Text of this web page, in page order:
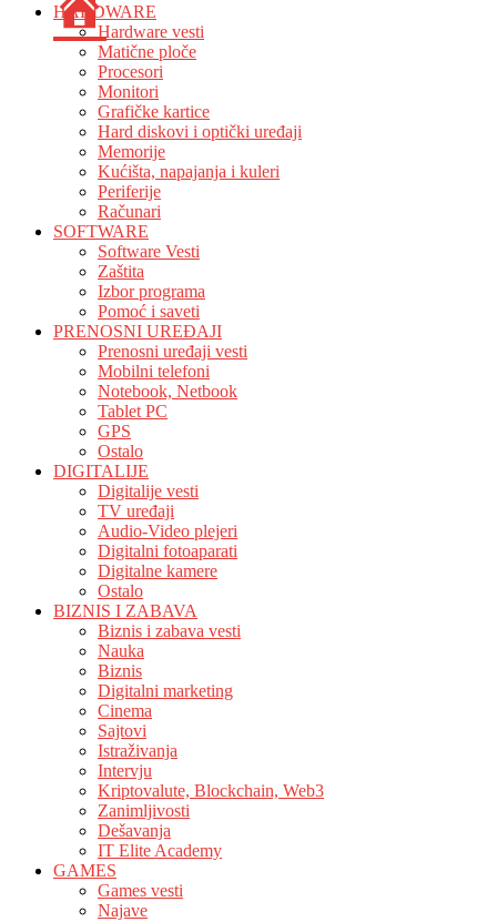
HARDWARE
Hardware vesti
Matične ploče
Procesori
Monitori
Grafičke kartice
Hard diskovi i optički uređaji
Memorije
Kućišta, napajanja i kuleri
Periferije
Računari
SOFTWARE
Software Vesti
Zaštita
Izbor programa
Pomoć i saveti
PRENOSNI UREĐAJI
Prenosni uređaji vesti
Mobilni telefoni
Notebook, Netbook
Tablet PC
GPS
Ostalo
DIGITALIJE
Digitalije vesti
TV uređaji
Audio-Video plejeri
Digitalni fotoaparati
Digitalne kamere
Ostalo
BIZNIS I ZABAVA
Biznis i zabava vesti
Nauka
Biznis
Digitalni marketing
Cinema
Sajtovi
Istraživanja
Intervju
Kriptovalute, Blockchain, Web3
Zanimljivosti
Dešavanja
IT Elite Academy
GAMES
Games vesti
Najave